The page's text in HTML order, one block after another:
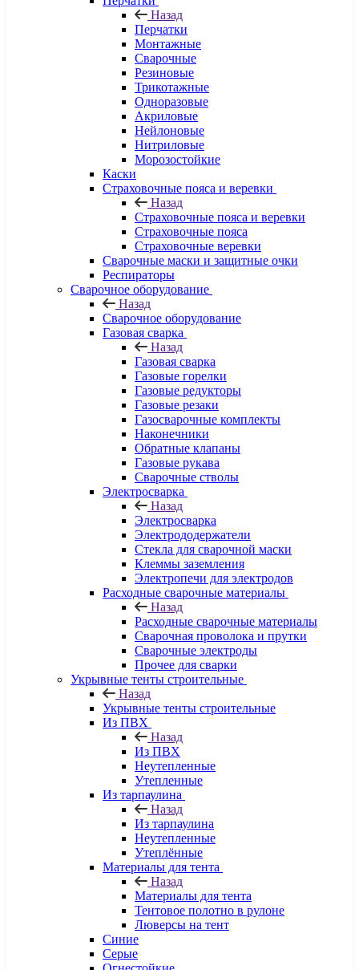
Назад
Перчатки
Монтажные
Сварочные
Резиновые
Трикотажные
Одноразовые
Акриловые
Нейлоновые
Нитриловые
Морозостойкие
Каски
Страховочные пояса и веревки
Назад
Страховочные пояса и веревки
Страховочные пояса
Страховочные веревки
Сварочные маски и защитные очки
Респираторы
Сварочное оборудование
Назад
Сварочное оборудование
Газовая сварка
Назад
Газовая сварка
Газовые горелки
Газовые редукторы
Газовые резаки
Газосварочные комплекты
Наконечники
Обратные клапаны
Газовые рукава
Сварочные стволы
Электросварка
Назад
Электросварка
Электрододержатели
Стекла для сварочной маски
Клеммы заземления
Электропечи для электродов
Расходные сварочные материалы
Назад
Расходные сварочные материалы
Сварочная проволока и прутки
Сварочные электроды
Прочее для сварки
Укрывные тенты строительные
Назад
Укрывные тенты строительные
Из ПВХ
Назад
Из ПВХ
Неутепленные
Утепленные
Из тарпаулина
Назад
Из тарпаулина
Неутепленные
Утеплённые
Материалы для тента
Назад
Материалы для тента
Тентовое полотно в рулоне
Люверсы на тент
Синие
Серые